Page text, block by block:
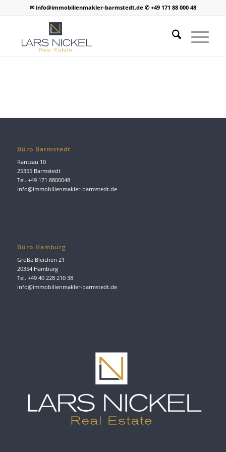
✉ info@immobilienmakler-barmstedt.de ✆ +49 171 88 000 48
Büro Barmstedt
Rantzau 10
25355 Barmstedt
Tel. +49 171 8800048
info@immobilienmakler-barmstedt.de
Büro Hamburg
Große Bleichen 21
20354 Hamburg
Tel. +49 40 228 210 38
info@immobilienmakler-barmstedt.de